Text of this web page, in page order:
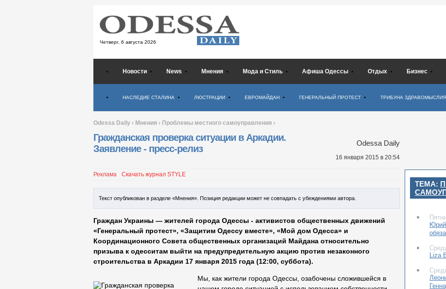
Четверг, 6 августа 2026
Новости News Мнения Мода и Стиль Афиша Одессы Отдых Бизнес
НАСЛЕДИЕ СТАЛИНА ЛЮСТРАЦИИ ЕВРОМАЙДАН ГЕНЕРАЛЬНЫЙ ПРОТЕСТ ТРИБУНА ЗДРАВОМЫСЛИЯ
Odessa Daily › Мнения › Проблемы местного самоуправления ›
Гражданская проверка ситуации в Аркадии.
Заявление - пресс-релиз
Odessa Daily
16 января 2015 в 20:54
Реклама Скачать журнал STYLE
Текст опубликован в разделе «Мнения». Позиция редакции может не совпадать с убеждениями автора.
Граждан Украины — жителей города Одессы - активистов общественных движений
«Генеральный протест», «Защитим Одессу вместе», «Мой дом Одесса» и
Координационного Совета общественных организаций Майдана относительно
призыва к одесситам выйти на предупредительную акцию против незаконного
строительства в Аркадии 17 января 2015 года (12:00, суббота).
Мы, как жители города Одессы, озабочены сложившейся в
ТЕМА:
Liza